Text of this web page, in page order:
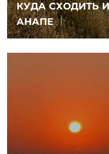
КУДА СХОДИТЬ
АНАПЕ